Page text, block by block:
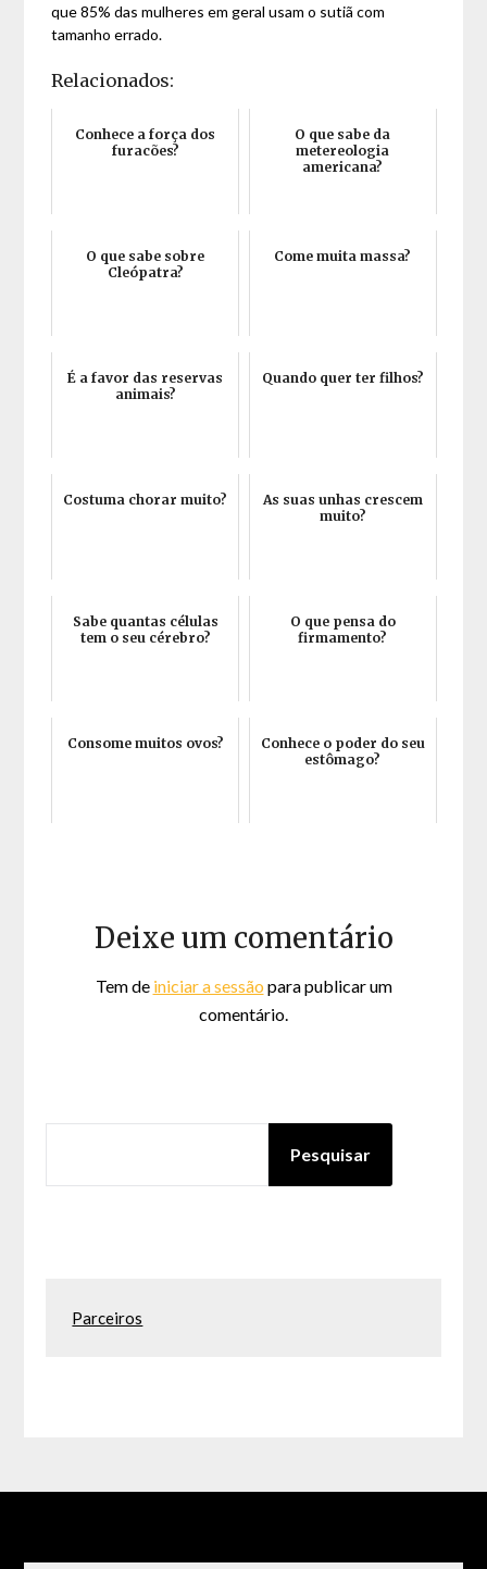
que 85% das mulheres em geral usam o sutiã com
tamanho errado.
Relacionados:
Conhece a força dos
furacões?
O que sabe da
metereologia
americana?
O que sabe sobre
Cleópatra?
Come muita massa?
É a favor das reservas
animais?
Quando quer ter filhos?
Costuma chorar muito?
As suas unhas crescem
muito?
Sabe quantas células
tem o seu cérebro?
O que pensa do
firmamento?
Consome muitos ovos?
Conhece o poder do seu
estômago?
Deixe um comentário
Tem de iniciar a sessão para publicar um
comentário.
Pesquisar
Parceiros